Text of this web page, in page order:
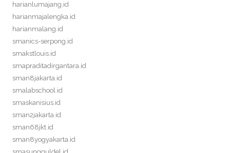
harianlumajang.id
harianmajalengka.id
harianmalang.id
smanics-serpong.id
smakstlouis.id
smapraditadirgantara.id
sman8jakarta.id
smalabschool.id
smaskanisius.id
sman2jakarta.id
sman68jkt.id
sman8yogyakarta.id